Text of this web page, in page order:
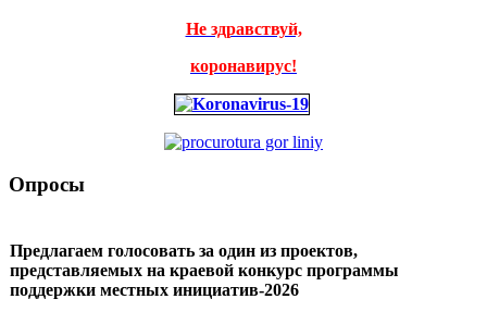
Не здравствуй,
коронавирус!
Опросы
Предлагаем голосовать за один из проектов,
представляемых на краевой конкурс программы
поддержки местных инициатив-2026